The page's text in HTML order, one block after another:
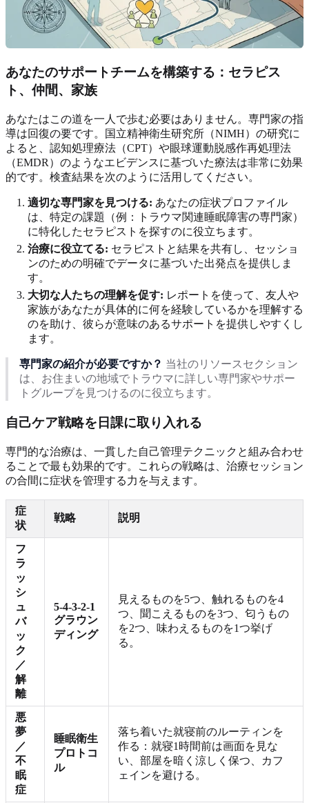
あなたのサポートチームを構築する：セラピス
ト、仲間、家族
あなたはこの道を一人で歩む必要はありません。専門家の指
導は回復の要です。国立精神衛生研究所（NIMH）の研究に
よると、認知処理療法（CPT）や眼球運動脱感作再処理法
（EMDR）のようなエビデンスに基づいた療法は非常に効果
的です。検査結果を次のように活用してください。
適切な専門家を見つける: あなたの症状プロファイル
は、特定の課題（例：トラウマ関連睡眠障害の専門家）
に特化したセラピストを探すのに役立ちます。
治療に役立てる: セラピストと結果を共有し、セッショ
ンのための明確でデータに基づいた出発点を提供しま
す。
大切な人たちの理解を促す: レポートを使って、友人や
家族があなたが具体的に何を経験しているかを理解する
のを助け、彼らが意味のあるサポートを提供しやすくし
ます。
専門家の紹介が必要ですか？ 当社のリソースセクション
は、お住まいの地域でトラウマに詳しい専門家やサポー
トグループを見つけるのに役立ちます。
自己ケア戦略を日課に取り入れる
専門的な治療は、一貫した自己管理テクニックと組み合わせ
ることで最も効果的です。これらの戦略は、治療セッション
の合間に症状を管理する力を与えます。
症
状
戦略 説明
フ
ラ
ッ
シ
ュ
バ
ッ
ク
／
解
離
5-4-3-2-1
グラウン
ディング
見えるものを5つ、触れるものを4
つ、聞こえるものを3つ、匂うもの
を2つ、味わえるものを1つ挙げ
る。
悪
夢
／
不
眠
症
睡眠衛生
プロトコ
ル
落ち着いた就寝前のルーティンを
作る：就寝1時間前は画面を見な
い、部屋を暗く涼しく保つ、カフ
ェインを避ける。